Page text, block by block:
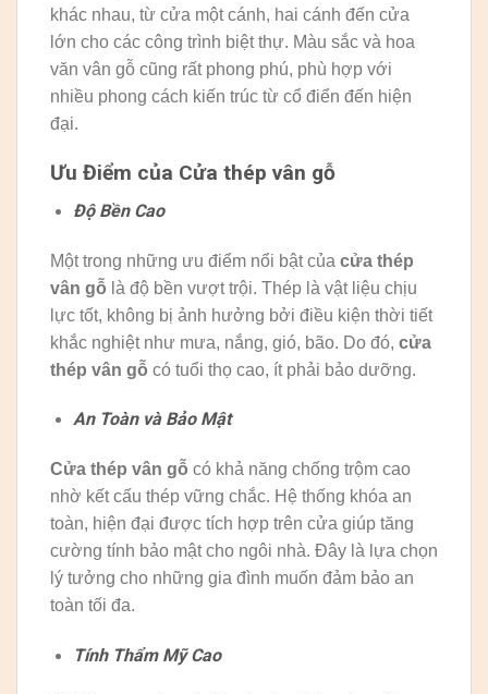
khác nhau, từ cửa một cánh, hai cánh đến cửa
lớn cho các công trình biệt thự. Màu sắc và hoa
văn vân gỗ cũng rất phong phú, phù hợp với
nhiều phong cách kiến trúc từ cổ điển đến hiện
đại.
Ưu Điểm của Cửa thép vân gỗ
Độ Bền Cao
Một trong những ưu điểm nổi bật của cửa thép
vân gỗ là độ bền vượt trội. Thép là vật liệu chịu
lực tốt, không bị ảnh hưởng bởi điều kiện thời tiết
khắc nghiệt như mưa, nắng, gió, bão. Do đó, cửa
thép vân gỗ có tuổi thọ cao, ít phải bảo dưỡng.
An Toàn và Bảo Mật
Cửa thép vân gỗ có khả năng chống trộm cao
nhờ kết cấu thép vững chắc. Hệ thống khóa an
toàn, hiện đại được tích hợp trên cửa giúp tăng
cường tính bảo mật cho ngôi nhà. Đây là lựa chọn
lý tưởng cho những gia đình muốn đảm bảo an
toàn tối đa.
Tính Thẩm Mỹ Cao